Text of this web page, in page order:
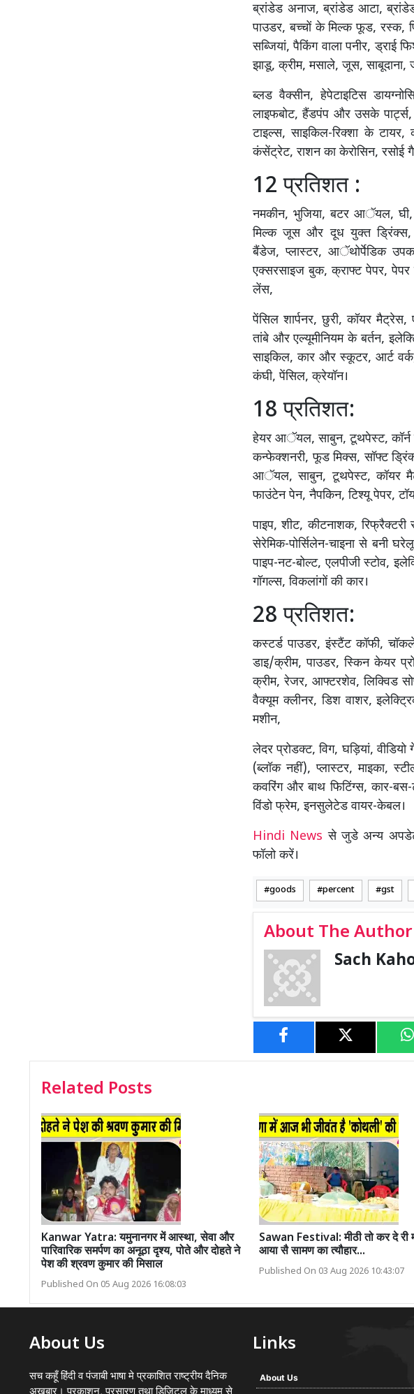
ब्रांडेड अनाज, ब्रांडेड आटा,
पाउडर, बच्चों के मिल्क फूड, रस्क,
सब्जियां, पैकिंग वाला पनीर, ड्राई
झाडू, क्रीम, मसाले, जूस, साबूदाना,
ब्लड वैक्सीन, हेपेटाइटिस
लाइफबोट, हैंडपंप और उसके पार्ट्स,
टाइल्स, साइकिल-रिक्शा के
कंसेंट्रेट, राशन का केरोसिन, रसोई
12 प्रतिशत :
नमकीन, भुजिया, बटर आॅयल,
मिल्क जूस और दूध युक्त ड्रिंक्स,
बैंडेज, प्लास्टर, आॅथोर्पेडिक
एक्सरसाइज बुक, क्राफ्ट पेपर,
लेंस,
पेंसिल शार्पनर, छुरी, कॉयर
तांबे और एल्यूमीनियम के बर्तन,
साइकिल, कार और स्कूटर, आर्ट
कंघी, पेंसिल, क्रेयॉन।
18 प्रतिशत:
हेयर आॅयल, साबुन, टूथपेस्ट,
कन्फेक्शनरी, फूड मिक्स, सॉफ्ट
आॅयल, साबुन, टूथपेस्ट, कॉयर
फाउंटेन पेन, नैपकिन, टिश्यू पेपर,
पाइप, शीट, कीटनाशक,
सेरेमिक-पोर्सिलेन-चाइना से बनी
पाइप-नट-बोल्ट, एलपीजी स्टोव,
गॉगल्स, विकलांगों की कार।
28 प्रतिशत:
कस्टर्ड पाउडर, इंस्टैंट कॉफी,
डाइ/क्रीम, पाउडर, स्किन केयर
क्रीम, रेजर, आफ्टरशेव, लिक्विड
वैक्यूम क्लीनर, डिश वाशर,
मशीन,
लेदर प्रोडक्ट, विग, घड़ियां, वीडियो
(ब्लॉक नहीं), प्लास्टर, माइका,
कवरिंग और बाथ फिटिंग्स, कार-
विंडो फ्रेम, इनसुलेटेड वायर-केबल।
Hindi Newsसे जुडे अन्य
फॉलो करें।
goods percent gst
About The Author
Sach
Related Posts
Kanwar Yatra: यमुनानगर में आस्था, सेवा और
पारिवारिक समर्पण का अनूठा दृश्य, पोते और दोहते ने
पेश की श्रवण कुमार की मिसाल
Published On 05 Aug 2026 16:08:03
Sawan Festival: मीठी तो कर दे री
आया सै सामण का त्यौहार...
Published On 03 Aug 2026 10:43:07
About Us
सच कहूँ हिंदी व पंजाबी भाषा मे प्रकाशित राष्ट्रीय दैनिक
अख़बार। प्रकाशन, प्रसारण तथा डिजिटल के माध्यम से
Links
About Us